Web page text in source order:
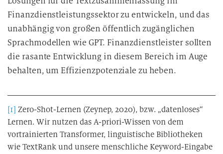
Finanzdienstleistungssektor zu entwickeln, und das
unabhängig von großen öffentlich zugänglichen
Sprachmodellen wie GPT. Finanzdienstleister sollten
die rasante Entwicklung in diesem Bereich im Auge
behalten, um Effizienzpotenziale zu heben.
[1] Zero-Shot-Lernen (Zeynep, 2020), bzw. „datenloses“
Lernen. Wir nutzen das A-priori-Wissen von dem
vortrainierten Transformer, linguistische Bibliotheken
wie TextRank und unsere menschliche Keyword-Eingabe